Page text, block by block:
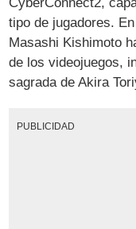
tipo de jugadores.
Masashi Kishimoto
de los videojuegos,
sagrada de Akira
PUBLICIDAD